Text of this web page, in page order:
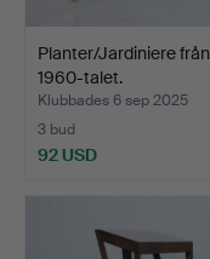
Planter/Jardiniere från
1960-talet.
Klubbades 6 sep 2025
3 bud
92 USD